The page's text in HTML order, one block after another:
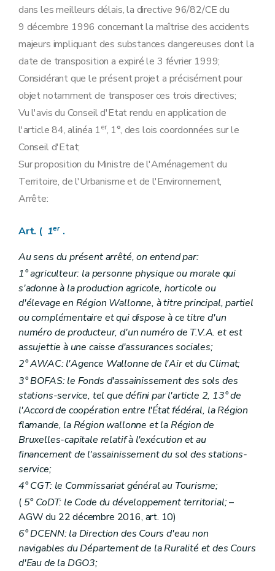
dans les meilleurs délais, la directive 96/82/CE du
9 décembre 1996 concernant la maîtrise des accidents
majeurs impliquant des substances dangereuses dont la
date de transposition a expiré le 3 février 1999;
Considérant que le présent projet a précisément pour
objet notamment de transposer ces trois directives;
Vu l'avis du Conseil d'Etat rendu en application de
l'article 84, alinéa 1er, 1°, des lois coordonnées sur le
Conseil d'Etat;
Sur proposition du Ministre de l'Aménagement du
Territoire, de l'Urbanisme et de l'Environnement,
Arrête:
Art. ( 1er .
Au sens du présent arrêté, on entend par:
1° agriculteur: la personne physique ou morale qui
s'adonne à la production agricole, horticole ou
d'élevage en Région Wallonne, à titre principal, partiel
ou complémentaire et qui dispose à ce titre d'un
numéro de producteur, d'un numéro de T.V.A. et est
assujettie à une caisse d'assurances sociales;
2° AWAC: l'Agence Wallonne de l'Air et du Climat;
3° BOFAS: le Fonds d'assainissement des sols des
stations-service, tel que défini par l'article 2, 13° de
l'Accord de coopération entre l'État fédéral, la Région
flamande, la Région wallonne et la Région de
Bruxelles-capitale relatif à l'exécution et au
financement de l'assainissement du sol des stations-
service;
4° CGT: le Commissariat général au Tourisme;
( 5° CoDT: le Code du développement territorial;–
AGW du 22 décembre 2016, art. 10)
6° DCENN: la Direction des Cours d'eau non
navigables du Département de la Ruralité et des Cours
d'Eau de la DGO3;